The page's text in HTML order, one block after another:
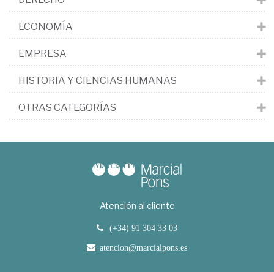
ECONOMÍA
EMPRESA
HISTORIA Y CIENCIAS HUMANAS
OTRAS CATEGORÍAS
Atención al cliente
(+34) 91 304 33 03
atencion@marcialpons.es